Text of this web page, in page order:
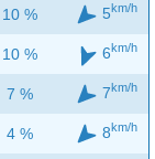
10 % 5km/h
10 % 6km/h
7 % 7km/h
4 % 8km/h